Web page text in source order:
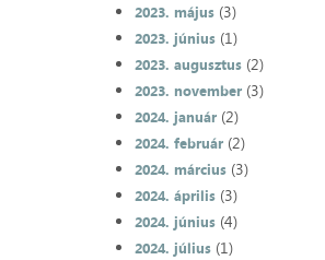
2023. május(3)
2023. június(1)
2023. augusztus(2)
2023. november(3)
2024. január(2)
2024. február(2)
2024. március(3)
2024. április(3)
2024. június(4)
2024. július(1)